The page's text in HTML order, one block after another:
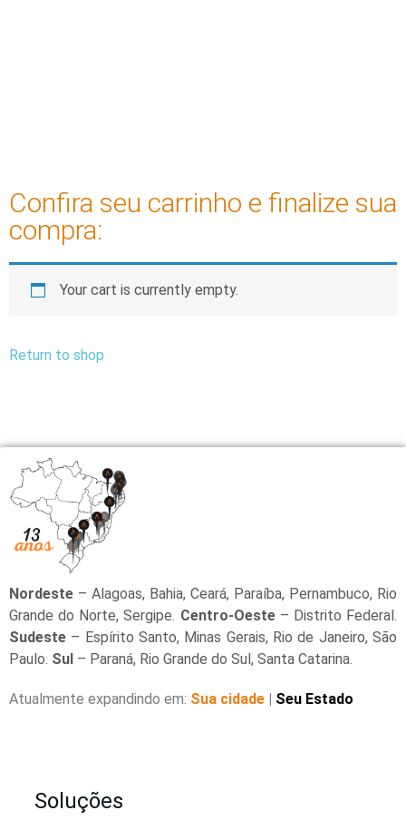
Confira seu carrinho e finalize sua
compra:
Your cart is currently empty.
Return to shop
Nordeste – Alagoas, Bahia, Ceará, Paraíba, Pernambuco, Rio
Grande do Norte, Sergipe. Centro-Oeste– Distrito Federal.
Sudeste – Espírito Santo, Minas Gerais, Rio de Janeiro, São
Paulo. Sul – Paraná, Rio Grande do Sul, Santa Catarina.
Atualmente expandindo em: Sua cidade | Seu Estado
Soluções